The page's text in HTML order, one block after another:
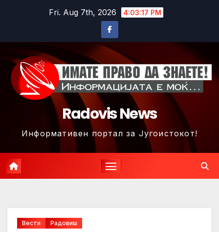
Fri. Aug 7th, 2026 4:03:20 PM
Radovis News
Информативен портал за Југоистокот!
Вести Радовиш